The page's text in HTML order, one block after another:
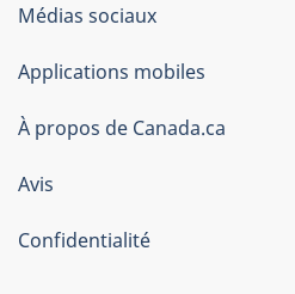
Organisation
du
gouvernement
du
Canada
Médias sociaux
Applications mobiles
À propos de Canada.ca
Avis
Confidentialité